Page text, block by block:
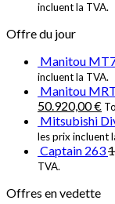
incluent la TVA.
Offre du jour
Manitou
incluent la TVA.
Manitou
50.920,00€
Mitsubishi
les prix incluent
Captain 263
TVA.
Offres en vedette